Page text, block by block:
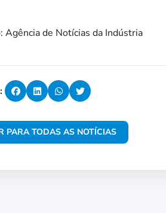
Agência de Notícias da Indústria
PARA TODAS AS NOTÍCIAS